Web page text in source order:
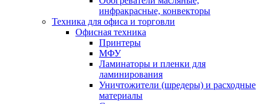
инфракрасные, конвекторы
Техника для офиса и торговли
Офисная техника
Принтеры
МФУ
Ламинаторы и пленки для
ламинирования
Уничтожители (шредеры) и расходные
материалы